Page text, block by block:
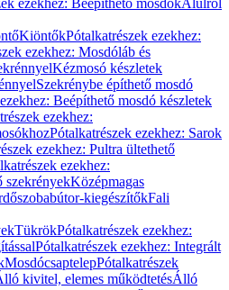
ezekhez: Beépíthető mosdókAlulról
KiöntőkPótalkatrészek ezekhez:
ezekhez: Mosdóláb és
Kézmosó készletek
Szekrénybe építhető mosdó
Beépíthető mosdó készletek
ezekhez:
Pótalkatrészek ezekhez: Sarok
ezekhez: Pultra ültethető
ezekhez:
szekrényekKözépmagas
kiegészítőkFali
TükrökPótalkatrészek ezekhez:
Pótalkatrészek ezekhez: Integrált
MosdócsaptelepPótalkatrészek
kivitel, elemes működtetésÁlló